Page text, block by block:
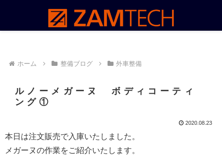
ホーム 整備ブログ 外車整備
ルノーメガーヌ ボディコーティ
ング①
2020.08.23
本日は注文販売で入庫いたしました。
メガーヌの作業をご紹介いたします。